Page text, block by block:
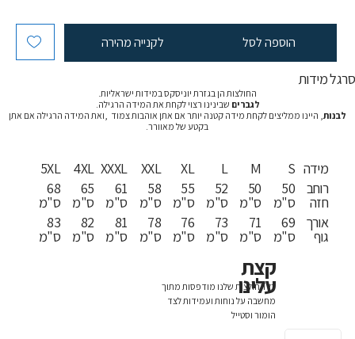
הוספה לסל לקנייה מהירה
סרגל מידות
החולצות הן בגזרת יוניסקס במידות ישראליות.
לגברים שבינינו רצוי לקחת את המידה הרגילה.
לבנות, היינו ממליצים לקחת מידה קטנה יותר אם אתן אוהבות צמוד ,ואת המידה הרגילה אם אתן
בקטע של מאוורר.
5XL
68
ס"מ
83
ס"מ
4XL
65
ס"מ
82
ס"מ
XXXL
61
ס"מ
81
ס"מ
XXL
58
ס"מ
78
ס"מ
XL
55
ס"מ
76
ס"מ
L
52
ס"מ
73
ס"מ
M
50
ס"מ
71
ס"מ
S
50
ס"מ
69
ס"מ
מידה
רוחב
חזה
אורך
גוף
כל החולצות שלנו מודפסות מתוך
מחשבה על נוחות ועמידות לצד
הומור וסטייל
קצת
עלינו